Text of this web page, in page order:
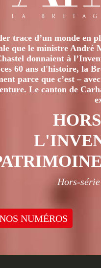
trace d’un monde en
que le ministre André
donnaient à
60 ans d'histoire, la
parce que c’est –
Le canton de
Hors-
NUMÉROS